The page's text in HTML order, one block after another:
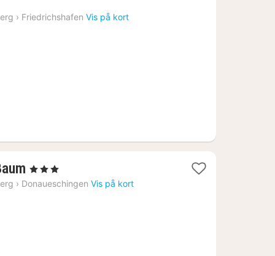
fra
479
› Friedrichshafen Vis på kort
3
nætter
, 3 Stjerner
› Donaueschingen Vis på kort